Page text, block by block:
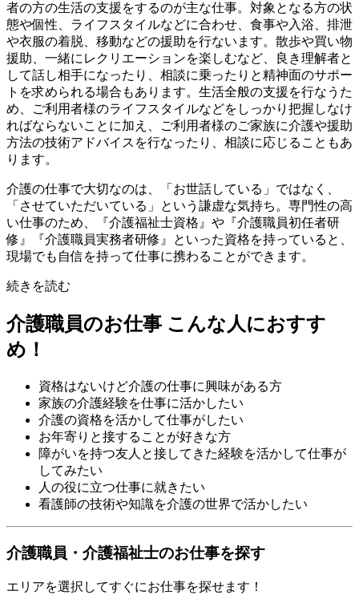
者の方の生活の支援をするのが主な仕事。対象となる方の状
態や個性、ライフスタイルなどに合わせ、食事や入浴、排泄
や衣服の着脱、移動などの援助を行ないます。散歩や買い物
援助、一緒にレクリエーションを楽しむなど、良き理解者と
して話し相手になったり、相談に乗ったりと精神面のサポー
トを求められる場合もあります。生活全般の支援を行なうた
め、ご利用者様のライフスタイルなどをしっかり把握しなけ
ればならないことに加え、ご利用者様のご家族に介護や援助
方法の技術アドバイスを行なったり、相談に応じることもあ
ります。
介護の仕事で大切なのは、「お世話している」ではなく、
「させていただいている」という謙虚な気持ち。専門性の高
い仕事のため、『介護福祉士資格』や『介護職員初任者研
修』『介護職員実務者研修』といった資格を持っていると、
現場でも自信を持って仕事に携わることができます。
続きを読む
介護職員のお仕事 こんな人におすす
め！
資格はないけど介護の仕事に興味がある方
家族の介護経験を仕事に活かしたい
介護の資格を活かして仕事がしたい
お年寄りと接することが好きな方
障がいを持つ友人と接してきた経験を活かして仕事が
してみたい
人の役に立つ仕事に就きたい
看護師の技術や知識を介護の世界で活かしたい
介護職員・介護福祉士のお仕事を探す
エリアを選択してすぐにお仕事を探せます！